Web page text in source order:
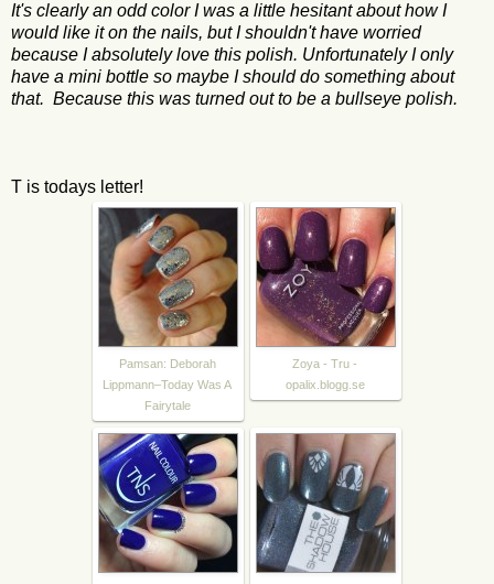
It's clearly an odd color I was a little hesitant about how I
would like it on the nails, but I shouldn't have worried
because I absolutely love this polish. Unfortunately I only
have a mini bottle so maybe I should do something about
that. Because this was turned out to be a bullseye polish.
T is todays letter!
Pamsan: Deborah
Lippmann–Today Was A
Fairytale
Zoya - Tru -
opalix.blogg.se